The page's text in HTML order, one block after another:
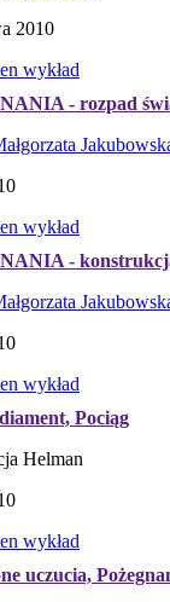
2010
wykład
- rozpad
wykład
-
wykład
Pociąg
Helman
wykład
uczucia,